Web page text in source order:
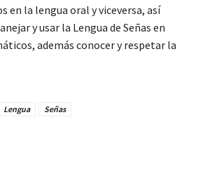
en la lengua oral y viceversa, así
y usar la Lengua de Señas en
además conocer y respetar la
Lengua Señas